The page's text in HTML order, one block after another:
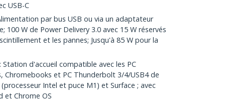
USB-C
par bus USB ou via un adaptateur
100 W de Power Delivery 3.0 avec 15 W réservés
et les pannes; Jusqu'à 85 W pour la
Station d'accueil compatible avec les PC
Chromebooks et PC Thunderbolt 3/4/USB4 de
Intel et puce M1) et Surface ; avec
et Chrome OS